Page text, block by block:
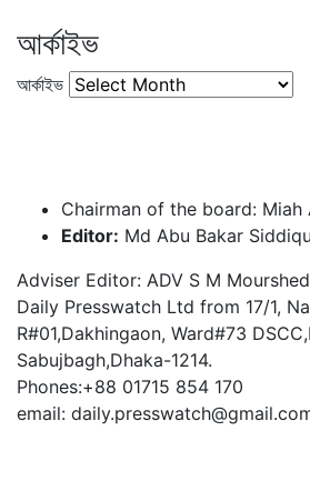
আর্কাইভ
আর্কাইভ
Chairman of the board: Miah
Editor: Md Abu Bakar
Adviser Editor: ADV S M
Daily Presswatch Ltd from 17/1,
R#01,Dakhingaon, Ward#73
Sabujbagh,Dhaka-1214.
Phones:+88 01715 854 170
email: